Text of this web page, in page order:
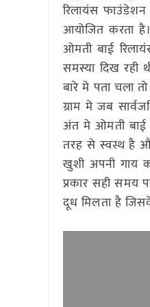
रिलायंस फाउंडेशन
आयोजित करता
ओमती बाई
समस्या दिख
बारे मे पता चला
ग्राम मे जब
अंत मे ओमती बाई
तरह से स्वस्थ है
खुशी अपनी गाय
प्रकार सही समय
दूध मिलता है